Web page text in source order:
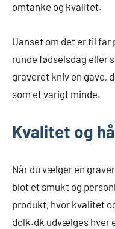
omtanke og kvalitet.
Uanset om det er til far
runde fødselsdag eller
graveret kniv en gave,
som et varigt minde.
Kvalitet og
Når du vælger en
blot et smukt og
produkt, hvor kvalitet
dolk.dk udvælges hver